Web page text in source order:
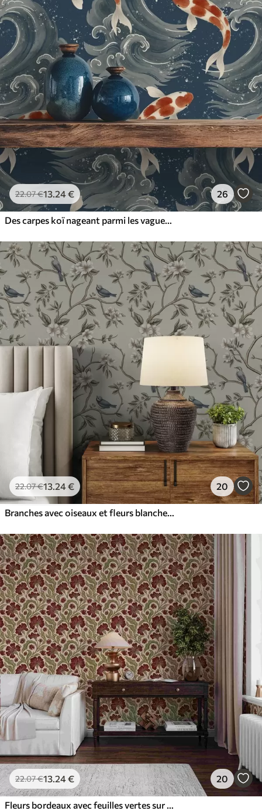
22.07€13.24€ 26
Des carpes koï nageant parmi les vagues spectaculaires de l'océan
22.07€13.24€ 20
Branches avec oiseaux et fleurs blanches sur un fond délicat
22.07€13.24€ 20
Fleurs bordeaux avec feuilles vertes sur fond clair